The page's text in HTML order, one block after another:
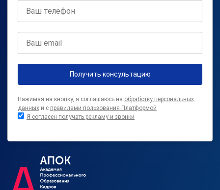
Получить консультацию
Нажимая на кнопку, я соглашаюсь на обработку персональных
данных и с правилами пользования Платформой
Я согласен получать рекламу и звонки